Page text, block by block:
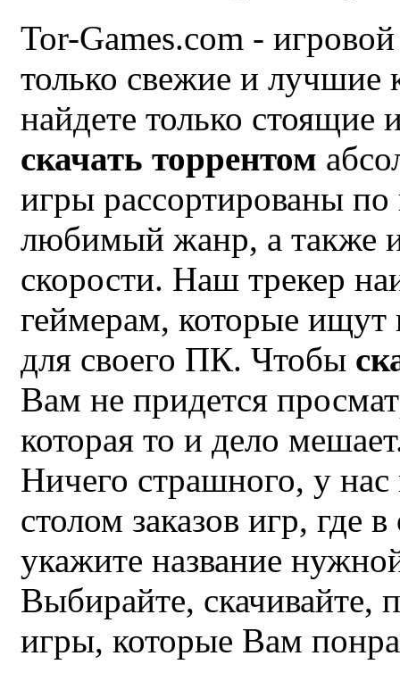
Tor-Games.com -
только свежие и
найдете только
скачать торрентом
игры рассортированы
любимый жанр, а также
скорости. Наш трекер
геймерам, которые
для своего ПК. Чтобы
Вам не придется
которая то и дело
Ничего страшного, у
столом заказов игр, где
укажите название
Выбирайте, скачивайте,
игры, которые Вам